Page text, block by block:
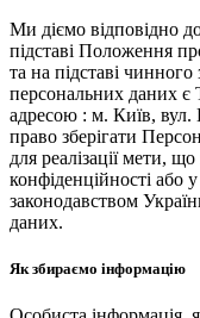
Ми діємо відповідно
підставі Положення
та на підставі
персональних даних є
адресою : м. Київ,
право зберігати
для реалізації мети,
конфіденційності або
законодавством
даних.
Як збираємо інформацію